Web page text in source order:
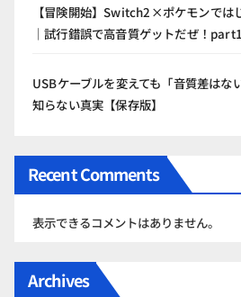
【冒険開始】Switch2×ポケモンでは
｜試行錯誤で高音質ゲットだぜ！part1
USBケーブルを変えても「音質差はな
知らない真実【保存版】
Recent Comments
表示できるコメントはありません。
Archives